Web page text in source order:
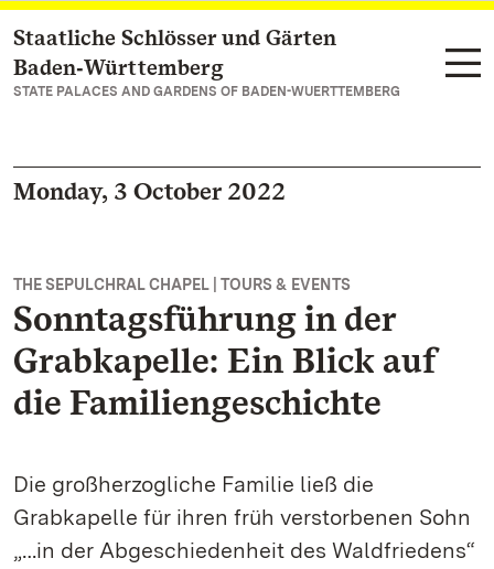
Navigate to main page
Staatliche Schlösser und Gärten
Baden‑Württemberg
STATE PALACES AND GARDENS OF BADEN-WUERTTEMBERG
Monday, 3 October 2022
THE SEPULCHRAL CHAPEL | TOURS & EVENTS
Sonntagsführung in der
Grabkapelle: Ein Blick auf
die Familiengeschichte
Die großherzogliche Familie ließ die
Grabkapelle für ihren früh verstorbenen Sohn
„…in der Abgeschiedenheit des Waldfriedens“